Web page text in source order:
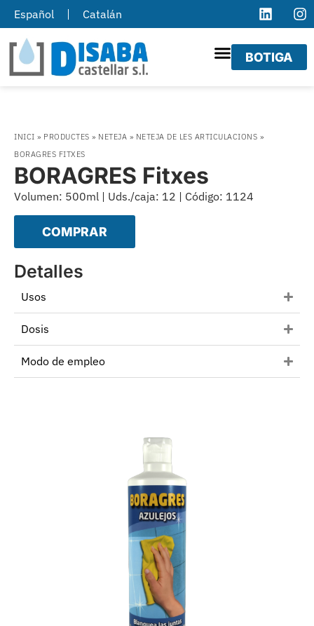
Español Catalán
BOTIGA
INICI » PRODUCTES » NETEJA » NETEJA DE LES ARTICULACIONS »
BORAGRES FITXES
BORAGRES Fitxes
Volumen: 500ml | Uds./caja: 12 | Código: 1124
COMPRAR
Detalles
Usos
Dosis
Modo de empleo